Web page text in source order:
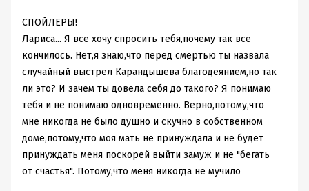
угодно, он для неё идеал, Мужчина с большой буквы.
Сергей Сергеич... это идеал мужчины. Вы
понимаете, что такое идеал? Быть может, я
ошибаюсь, я еще молода, не знаю людей;
но это мнение изменить во мне нельзя,
оно умрет со мной.
Слова, чувства и поступки Ларисы понять легко, и даже
когда она совершает глупость, оправдание ей есть и
называется оно Л ю б о в ь...
СПОЙЛЕРЫ!
Лариса... Я все хочу спросить тебя,почему так все
кончилось. Нет,я знаю,что перед смертью ты назвала
случайный выстрел Карандышева благодеянием,но так
ли это? И зачем ты довела себя до такого? Я понимаю
тебя и не понимаю одновременно. Верно,потому,что
мне никогда не было душно и скучно в собственном
доме,потому,что моя мать не принуждала и не будет
принуждать меня поскорей выйти замуж и не "бегать
от счастья". Потому,что меня никогда не мучило